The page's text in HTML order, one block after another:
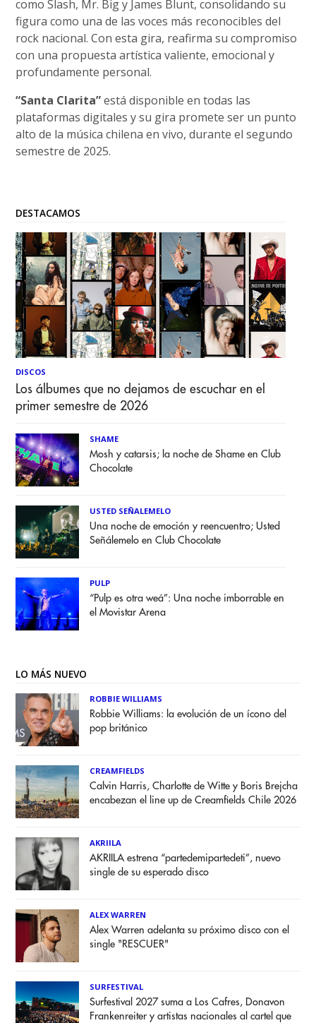
como Slash, Mr. Big y James Blunt, consolidando su
figura como una de las voces más reconocibles del
rock nacional. Con esta gira, reafirma su compromiso
con una propuesta artística valiente, emocional y
profundamente personal.
“Santa Clarita”está disponible en todas las
plataformas digitales y su gira promete ser un punto
alto de la música chilena en vivo, durante el segundo
semestre de 2025.
DESTACAMOS
DISCOS
Los álbumes que no dejamos de escuchar en el
primer semestre de 2026
SHAME
Mosh y catarsis; la noche de Shame en Club
Chocolate
USTED SEÑALEMELO
Una noche de emoción y reencuentro; Usted
Señálemelo en Club Chocolate
PULP
“Pulp es otra weá”: Una noche imborrable en
el Movistar Arena
LO MÁS NUEVO
ROBBIE WILLIAMS
Robbie Williams: la evolución de un ícono del
pop británico
CREAMFIELDS
Calvin Harris, Charlotte de Witte y Boris Brejcha
encabezan el line up de Creamfields Chile 2026
AKRIILA
AKRIILA estrena “partedemipartedeti”, nuevo
single de su esperado disco
ALEX WARREN
Alex Warren adelanta su próximo disco con el
single "RESCUER"
SURFESTIVAL
Surfestival 2027 suma a Los Cafres, Donavon
Frankenreiter y artistas nacionales al cartel que